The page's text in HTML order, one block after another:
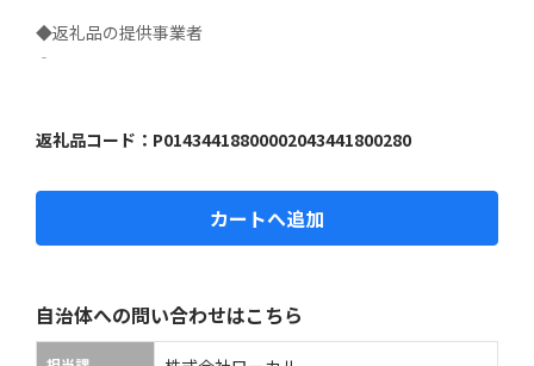
◆返礼品の提供事業者
‐
返礼品コード： P01434418800002043441800280
カートへ追加
自治体への問い合わせはこちら